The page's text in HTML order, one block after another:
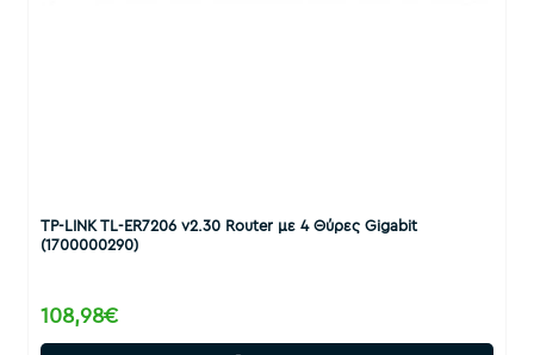
TP-LINK TL-ER7206 v2.30 Router με 4 Θύρες Gigabit
(1700000290)
108,98€